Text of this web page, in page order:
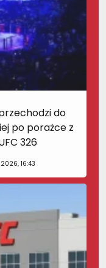
do
po porażce z
326
16:43